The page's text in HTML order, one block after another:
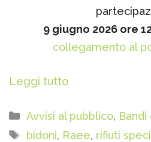
9 giugno 2026 ore
collegamento al
Leggi tutto
Categorie
Avvisi al pubblico, Bandi
Tag
bidoni, Raee, rifiuti